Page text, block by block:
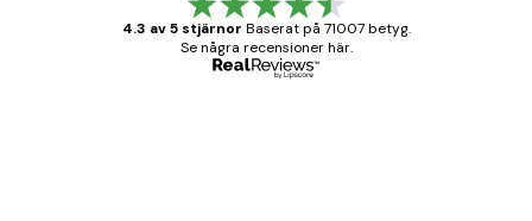
4.3 av 5 stjärnor Baserat på 71007 betyg.
Se några recensioner här.